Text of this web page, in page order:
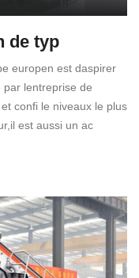
de typ
europen est daspirer
par lentreprise de
confi le niveaux le plus
est aussi un ac